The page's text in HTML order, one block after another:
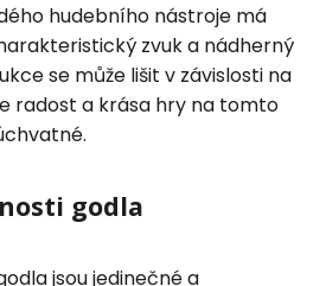
hudebního nástroje má
zvuk a nádherný
se může lišit v závislosti na
radost a krása hry na tomto
godla
jsou jedinečné a